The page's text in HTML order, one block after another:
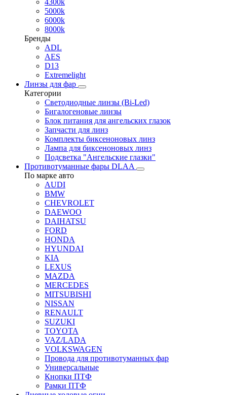
4300k
5000k
6000k
8000k
Бренды
ADL
AES
D13
Extremelight
Линзы для фар
Категории
Светодиодные линзы (Bi-Led)
Бигалогеновые линзы
Блок питания для ангельских глазок
Запчасти для линз
Комплекты биксеноновых линз
Лампа для биксеноновых линз
Подсветка "Ангельские глазки"
Противотуманные фары DLAA
По марке авто
AUDI
BMW
CHEVROLET
DAEWOO
DAIHATSU
FORD
HONDA
HYUNDAI
KIA
LEXUS
MAZDA
MERCEDES
MITSUBISHI
NISSAN
RENAULT
SUZUKI
TOYOTA
VAZ/LADA
VOLKSWAGEN
Провода для противотуманных фар
Универсальные
Кнопки ПТФ
Рамки ПТФ